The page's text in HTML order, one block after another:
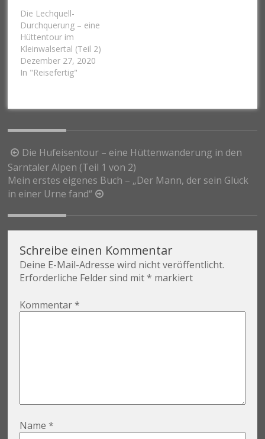
Die Lechquell-
Durchquerung – eine
Hüttentour im
Kleinwalsertal (Teil 2)
Dezember 27, 2020
In "Reisefertig"
Beitragsnavigation
Die Hufeisentour – eine Hüttenwanderung in den
Sarntaler Alpen (Teil 1 von 2)
Mein erstes eigenes Buch – „Der Mann, der sein Glück
in einer Urne fand“
Schreibe einen Kommentar
Deine E-Mail-Adresse wird nicht veröffentlicht.
Erforderliche Felder sind mit* markiert
Kommentar*
Name*